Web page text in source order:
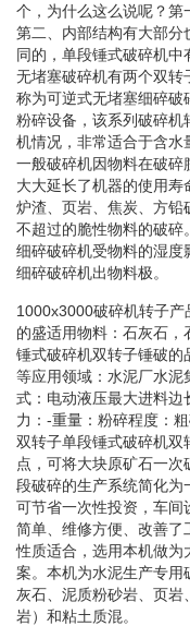
个，为什么这么说呢？第
第二、内部结构有大部分
同的，单段锤式破碎机中
无堵塞破碎机有两个双
称为可逆式无堵塞细碎破
粉碎设备，该系列破碎
机情况，非常适合于含水
一般破碎机因物料在破碎
大大延长了机器的使用寿
炉渣、页岩、焦炭、方
不超过的脆性物料的破
细碎破碎机受物料的湿
细碎破碎机出物料极。
1000x3000破碎机转子
的盛适用物料：石灰石
锤式破碎机双转子锤破
等应用领域：水泥厂水
式：电动液压最大进料
力：-重量：粉碎程度：
双转子单段锤式破碎机
点，可将大块原矿石一
段破碎的生产系统简化为
可节省一次性投资，车
简单、维修方便、改善了
性质适合，选用本机做
案。本机为水泥生产专
灰石、泥质粉砂岩、页
岩）和粘土质混。